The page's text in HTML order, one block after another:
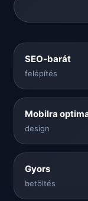
SEO-barát
felépítés
Mobilra
design
Gyors
betöltés